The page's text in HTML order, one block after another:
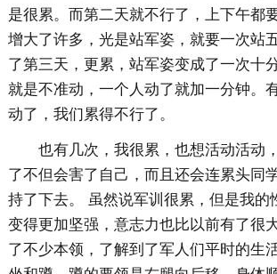
是很累。而第二天就不行了，上下午都
增大了许多，光是站军姿，就要一次站
了第三天，更累，站军姿变成了一次十
就是不准动，一个人动了就加一分钟。
动了，我们累得不行了。
也有几次，我很累，也想活动活动
了不但会害了自己，而且还会连累头同
持了下去。 虽然说军训很累，但是我的
变得更加坚强，意志力也比以前有了很
了不少本领，了解到了军人们平时的生